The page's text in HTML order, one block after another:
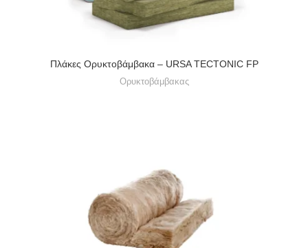
Πλάκες Ορυκτοβάμβακα – URSA TECTONIC FP
Ορυκτοβάμβακας